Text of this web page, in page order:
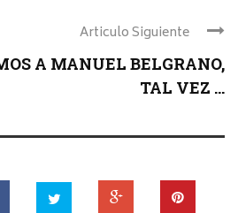
Articulo Siguiente
A MANUEL BELGRANO,
TAL VEZ ...